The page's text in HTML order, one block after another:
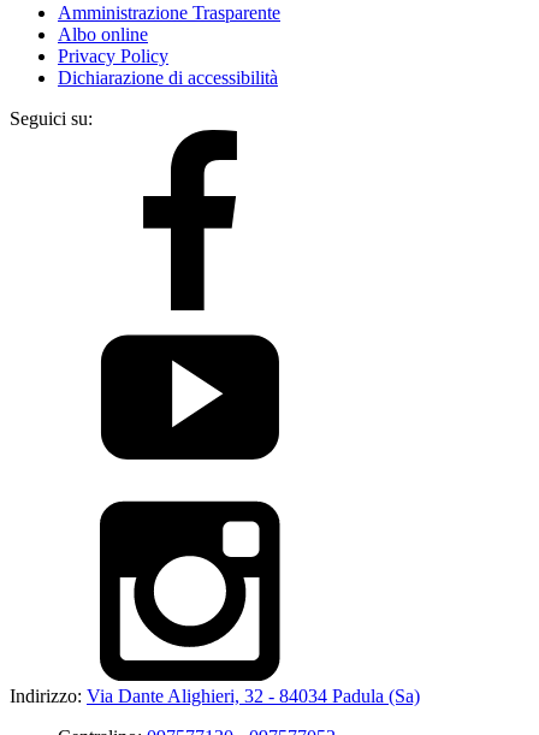
Amministrazione Trasparente
Albo online
Privacy Policy
Dichiarazione di accessibilità
Seguici su:
Indirizzo: Via Dante Alighieri, 32 - 84034 Padula (Sa)